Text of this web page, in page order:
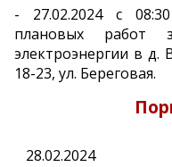
- 27.02.2024 с
плановых работ
электроэнергии в д.
18-23, ул. Береговая.
28.02.2024